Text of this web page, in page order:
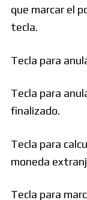
que marcar el
tecla.
Tecla para
Tecla para
finalizado.
Tecla para
moneda
Tecla para